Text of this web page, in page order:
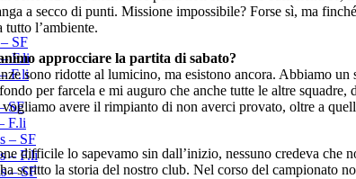
SF
F.li
F.li
SF
F.li
– SF
– F.li
– SF
a secco di punti. Missione impossibile? Forse sì, ma
l’ambiente.
approcciare la partita di sabato?
sono ridotte al lumicino, ma esistono ancora. Abbiamo
per farcela e mi auguro che anche tutte le altre
avere il rimpianto di non averci provato, oltre a
difficile lo sapevamo sin dall’inizio, nessuno credeva
scritto la storia del nostro club. Nel corso del campionato